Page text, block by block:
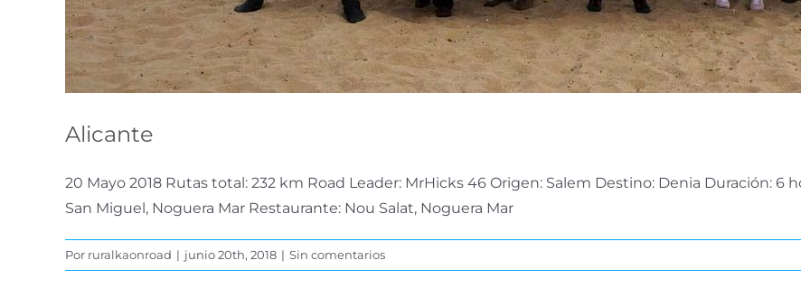
Alicante
20 Mayo 2018 Rutas total: 232 km Road Leader: MrHicks 46 Origen: Salem Destino: Denia Duración: 6
San Miguel, Noguera Mar Restaurante: Nou Salat, Noguera Mar
Por ruralkaonroad | junio 20th, 2018 | Sin comentarios